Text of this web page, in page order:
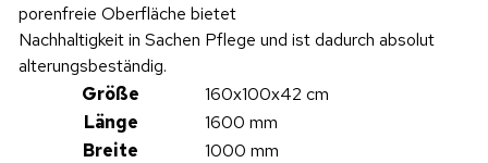
porenfreie Oberfläche bietet
Nachhaltigkeit in Sachen Pflege und ist dadurch absolut
alterungsbeständig.
Größe
160x100x42 cm
Länge
1600 mm
Breite
1000 mm